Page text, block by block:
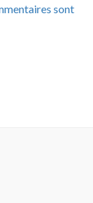
sont